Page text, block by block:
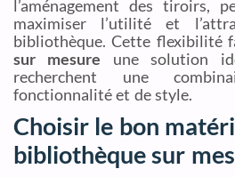
l’aménagement des tiroirs,
maximiser l’utilité et
bibliothèque. Cette flexibilité
sur mesure une solution
recherchent une
fonctionnalité et de style.
Choisir le bon
bibliothèque sur